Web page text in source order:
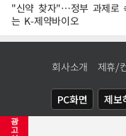
광
고
"신약 찾자"…정부 과제로
는 K-제약바이오
회사소개 제휴/
PC화면 제보